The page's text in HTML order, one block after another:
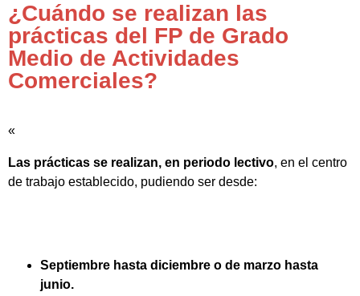
¿Cuándo se realizan las
prácticas del FP de Grado
Medio de Actividades
Comerciales?
«
Las prácticas se realizan, en periodo lectivo, en el centro
de trabajo establecido, pudiendo ser desde:
Septiembre hasta diciembre o de marzo hasta
junio.